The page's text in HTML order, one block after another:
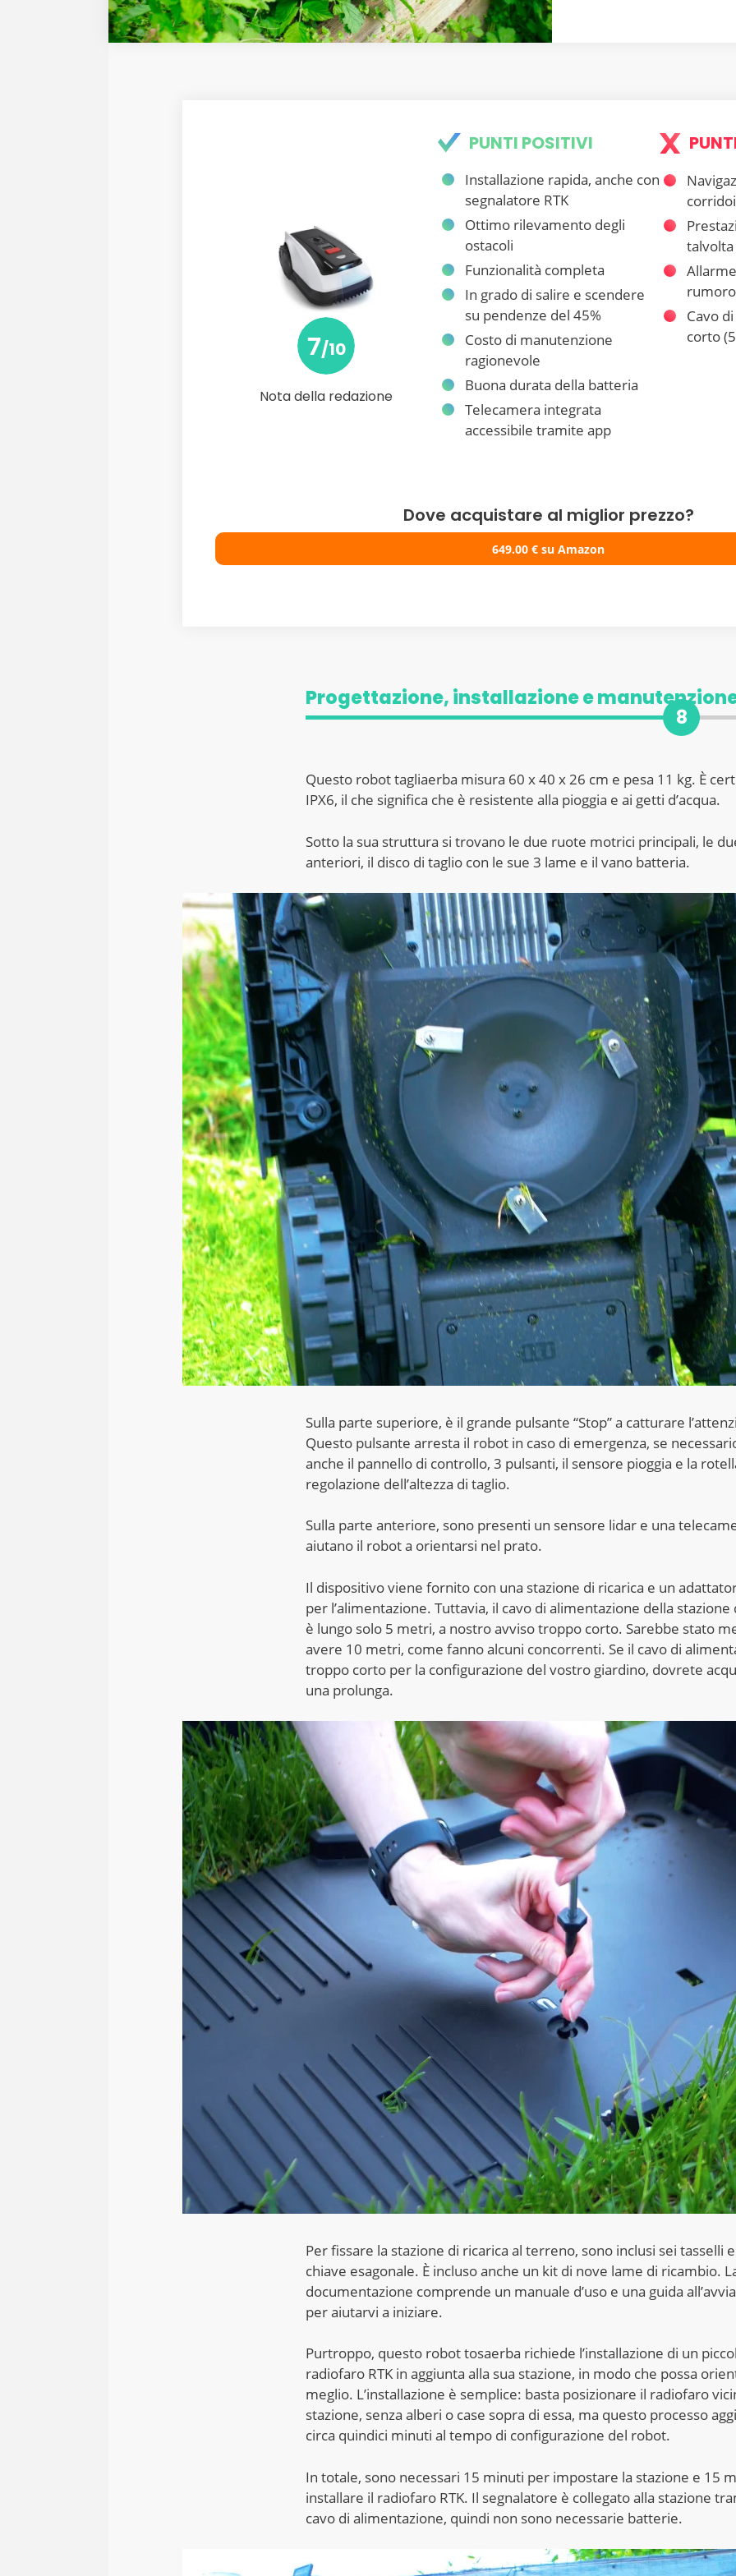
7/10
Nota della redazione
Dove acquistare al miglior prezzo?
649.00€ su Amazon
PUNTI POSITIVI
Installazione rapida, anche con
segnalatore RTK
Ottimo rilevamento degli
ostacoli
Funzionalità completa
In grado di salire e scendere
su pendenze del 45%
Costo di manutenzione
ragionevole
Buona durata della batteria
Telecamera integrata
accessibile tramite app
Cavo
corto
Progettazione, installazione e
8
Questo robot tagliaerba misura 60 x 40 x 26 cm e pesa 11 kg. È
IPX6, il che significa che è resistente alla pioggia e ai getti d’acqua.
Sotto la sua struttura si trovano le due ruote motrici principali, le
anteriori, il disco di taglio con le sue 3 lame e il vano batteria.
Sulla parte superiore, è il grande pulsante “Stop” a catturare
Questo pulsante arresta il robot in caso di emergenza, se
anche il pannello di controllo, 3 pulsanti, il sensore pioggia e la
regolazione dell’altezza di taglio.
Sulla parte anteriore, sono presenti un sensore lidar e una
aiutano il robot a orientarsi nel prato.
Il dispositivo viene fornito con una stazione di ricarica e un
per l’alimentazione. Tuttavia, il cavo di alimentazione della stazione
è lungo solo 5 metri, a nostro avviso troppo corto. Sarebbe stato
avere 10 metri, come fanno alcuni concorrenti. Se il cavo di
troppo corto per la configurazione del vostro giardino, dovrete
una prolunga.
Per fissare la stazione di ricarica al terreno, sono inclusi sei tasselli
chiave esagonale. È incluso anche un kit di nove lame di ricambio.
documentazione comprende un manuale d’uso e una guida
per aiutarvi a iniziare.
Purtroppo, questo robot tosaerba richiede l’installazione di un
radiofaro RTK in aggiunta alla sua stazione, in modo che possa
meglio. L’installazione è semplice: basta posizionare il radiofaro
stazione, senza alberi o case sopra di essa, ma questo processo
circa quindici minuti al tempo di configurazione del robot.
In totale, sono necessari 15 minuti per impostare la stazione e 15
installare il radiofaro RTK. Il segnalatore è collegato alla stazione
cavo di alimentazione, quindi non sono necessarie batterie.